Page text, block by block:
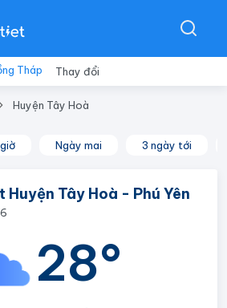
Tháp Thay đổi
Huyện Tây Hoà
Ngày mai 3 ngày tới
Tây Hoà - Phú Yên
28°